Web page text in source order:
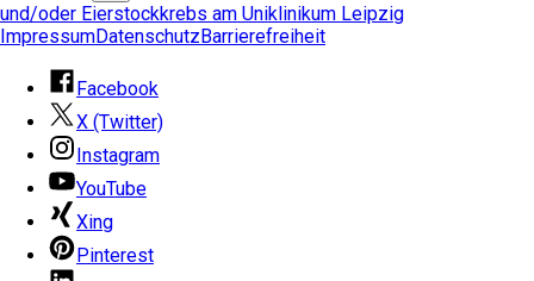
und/oder Eierstockkrebs am Uniklinikum Leipzig
ImpressumDatenschutzBarrierefreiheit
Facebook
X (Twitter)
Instagram
YouTube
Xing
Pinterest